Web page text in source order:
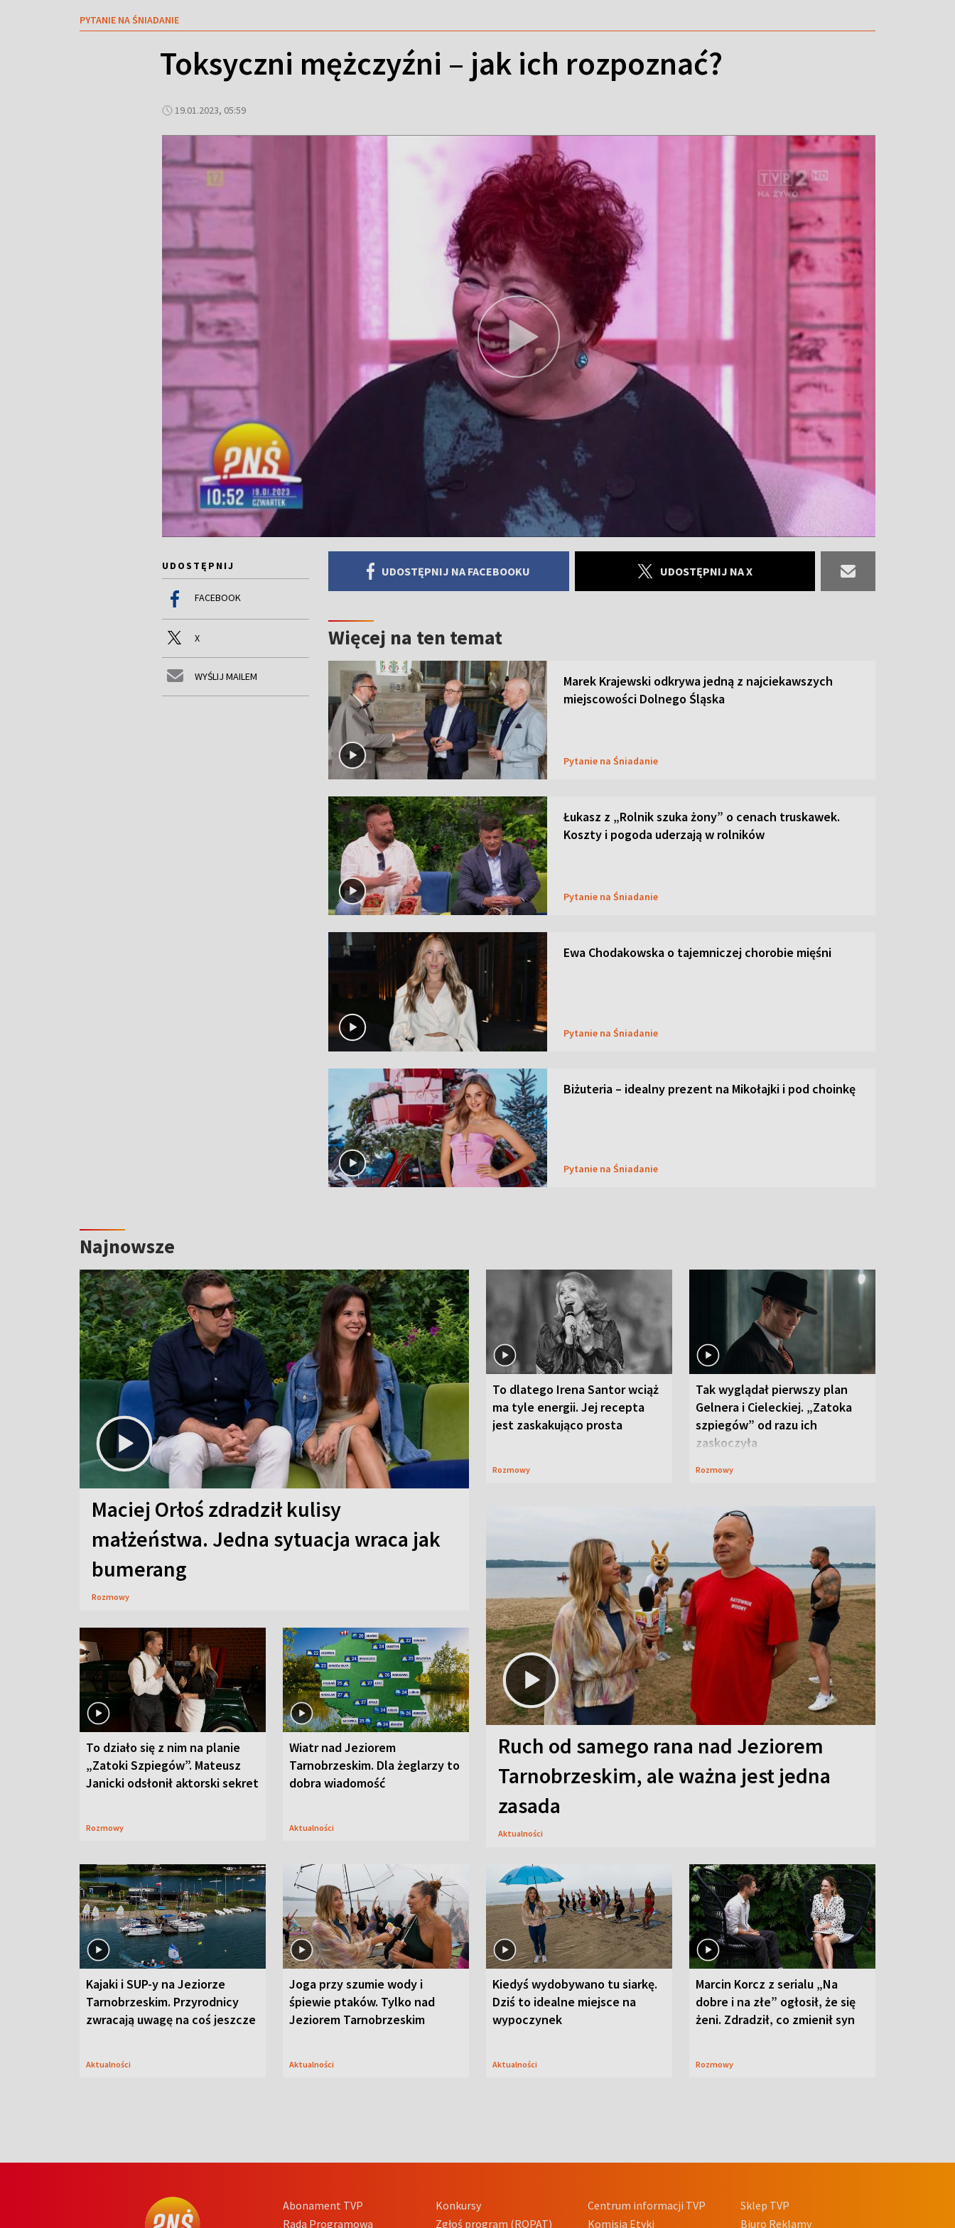
PYTANIE NA ŚNIADANIE
Toksyczni mężczyźni – jak ich rozpoznać?
19.01.2023, 05:59
UDOSTĘPNIJ
FACEBOOK
X
WYŚLIJ MAILEM
UDOSTĘPNIJ NA FACEBOOKU UDOSTĘPNIJ NA X
Więcej na ten temat
Marek Krajewski odkrywa jedną z najciekawszych
miejscowości Dolnego Śląska
Pytanie na Śniadanie
Łukasz z „Rolnik szuka żony” o cenach truskawek.
Koszty i pogoda uderzają w rolników
Pytanie na Śniadanie
Ewa Chodakowska o tajemniczej chorobie mięśni
Pytanie na Śniadanie
Biżuteria – idealny prezent na Mikołajki i pod choinkę
Pytanie na Śniadanie
Najnowsze
Maciej Orłoś zdradził kulisy
małżeństwa. Jedna sytuacja wraca jak
bumerang
Rozmowy
To dlatego Irena Santor wciąż
ma tyle energii. Jej recepta
jest zaskakująco prosta
Rozmowy
Tak wyglądał pierwszy plan
Gelnera i Cieleckiej. „Zatoka
szpiegów” od razu ich
zaskoczyła
Rozmowy
To działo się z nim na planie
„Zatoki Szpiegów”. Mateusz
Janicki odsłonił aktorski sekret
Rozmowy
Wiatr nad Jeziorem
Tarnobrzeskim. Dla żeglarzy to
dobra wiadomość
Aktualności
Ruch od samego rana nad Jeziorem
Tarnobrzeskim, ale ważna jest jedna
zasada
Aktualności
Kajaki i SUP-y na Jeziorze
Tarnobrzeskim. Przyrodnicy
zwracają uwagę na coś jeszcze
Aktualności
Joga przy szumie wody i
śpiewie ptaków. Tylko nad
Jeziorem Tarnobrzeskim
Aktualności
Kiedyś wydobywano tu siarkę.
Dziś to idealne miejsce na
wypoczynek
Aktualności
Marcin Korcz z serialu „Na
dobre i na złe” ogłosił, że się
żeni. Zdradził, co zmienił syn
Rozmowy
Abonament TVP
Rada Programowa
Konkursy
Zgłoś program (ROPAT)
Centrum informacji TVP
Komisja Etyki
Sklep TVP
Biuro Reklamy